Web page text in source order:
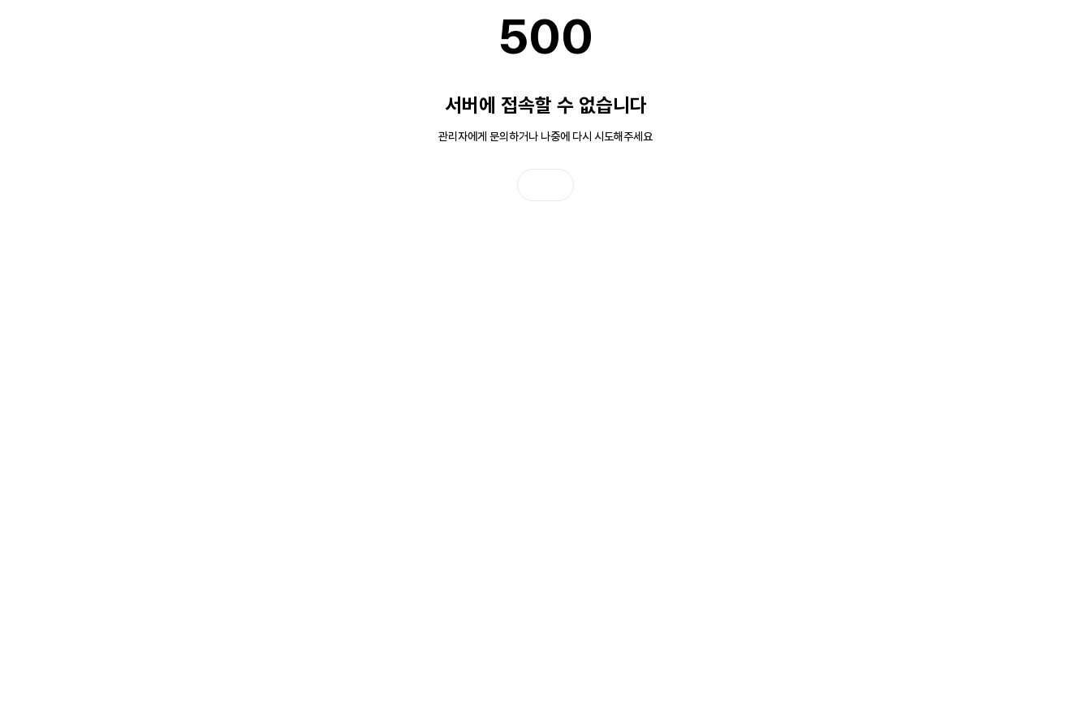
500
서버에 접속할 수 없습니다
관리자에게 문의하거나 나중에 다시 시도해주세요